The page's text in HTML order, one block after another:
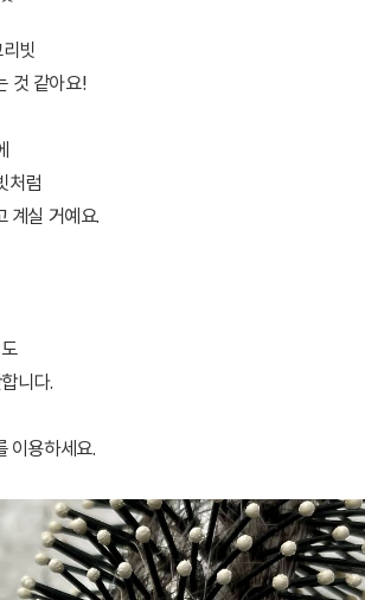
빗
것 같아요!
처럼
계실 거예요.
니다.
이용하세요.